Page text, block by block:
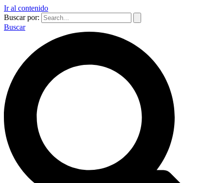
Ir al contenido
Buscar por:
Buscar